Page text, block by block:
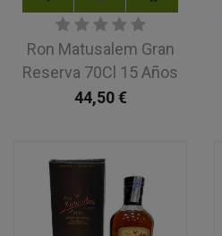
Ron Matusalem Gran
Reserva 70Cl 15 Años
44,50€